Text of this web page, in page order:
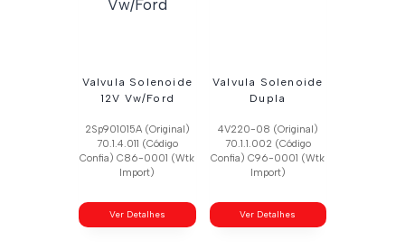
Valvula Solenoide
12V Vw/Ford
2Sp901015A (Original)
70.1.4.011 (Código
Confia) C86-0001 (Wtk
Import)
Ver Detalhes
Valvula Solenoide
Dupla
4V220-08 (Original)
70.1.1.002 (Código
Confia) C96-0001 (Wtk
Import)
Ver Detalhes